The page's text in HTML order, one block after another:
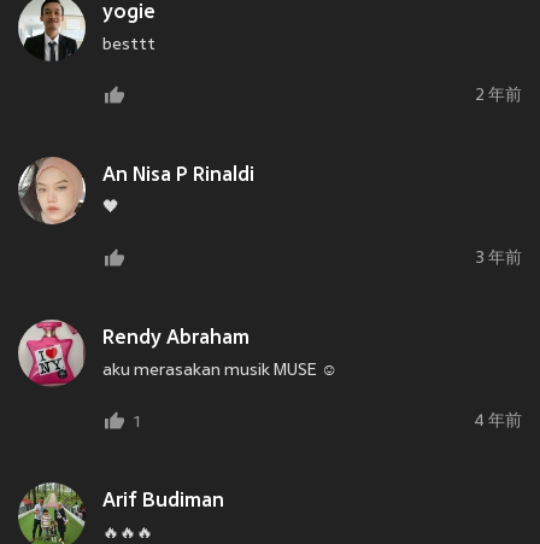
yogie
besttt
2 年前
An Nisa P Rinaldi
🖤
3 年前
Rendy Abraham
aku merasakan musik MUSE ☺️
1 4 年前
Arif Budiman
🔥🔥🔥